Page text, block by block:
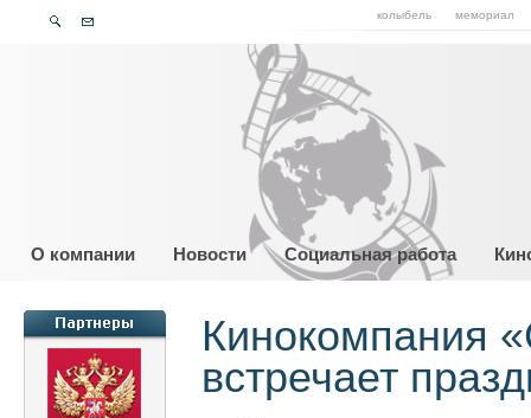
колыбель мемориал
О компании Новости Социальная работа
Кинокомпания
встречает